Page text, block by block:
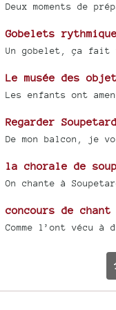
Deux moments de
Gobelets
Un gobelet, ça
Le musée des
Les enfants ont
Regarder
De mon balcon, je
la chorale de
On chante à
concours de
Comme l’ont vécu à